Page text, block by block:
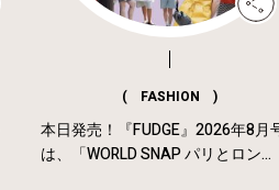
( FASHION )
本日発売！『FUDGE』2026年8月
は、「WORLD SNAP パリとロン...